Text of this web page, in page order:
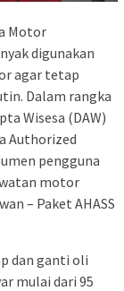
Motor
digunakan
agar tetap
Dalam rangka
Wisesa (DAW)
Authorized
pengguna
motor
– Paket AHASS
dan ganti oli
mulai dari 95